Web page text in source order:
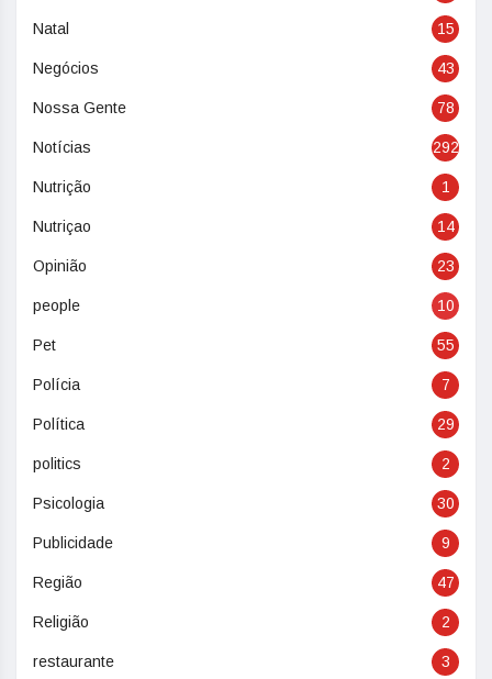
Natal 15
Negócios 43
Nossa Gente 78
Notícias 292
Nutrição 1
Nutriçao 14
Opinião 23
people 10
Pet 55
Polícia 7
Política 29
politics 2
Psicologia 30
Publicidade 9
Região 47
Religião 2
restaurante 3